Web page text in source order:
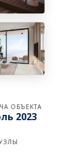
2023
ОБЪЕКТА